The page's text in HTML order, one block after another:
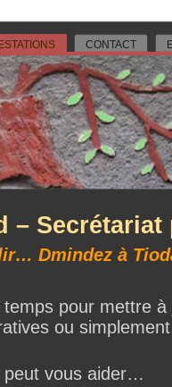
CONTACT
– Secrétariat
Dmindez à
pour mettre
ou
peut vous aider…